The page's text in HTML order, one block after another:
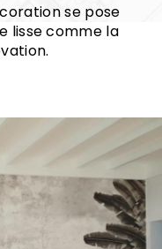
se pose
lisse comme la